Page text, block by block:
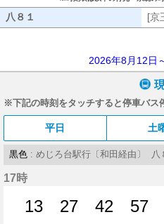
八８１ [京
2026年8月12日
※下記の時刻をタッチすると停車バス
平日 土
黒色 : めじろ台駅行〔和田経由〕 八
17時
13
27
42
57